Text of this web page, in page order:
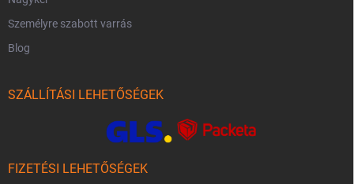
Személyre szabott varrás
Blog
SZÁLLÍTÁSI LEHETŐSÉGEK
FIZETÉSI LEHETŐSÉGEK